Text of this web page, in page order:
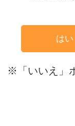
はい
※「いいえ」